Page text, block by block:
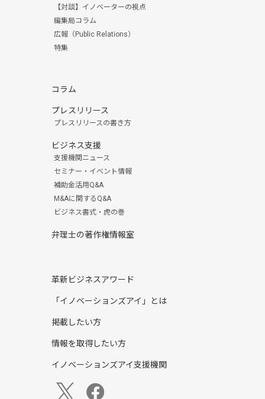
【対談】イノベーターの視点
編集局コラム
広報（Public Relations）
特集
コラム
プレスリリース
プレスリリースの書き方
ビジネス支援
支援機関ニュース
セミナー・イベント情報
補助金活用Q&A
M&Aに関するQ&A
ビジネス書式・虎の巻
弁理士の著作権情報室
革新ビジネスアワード
「イノベーションズアイ」とは
掲載したい方
情報を取得したい方
イノベーションズアイ支援機関